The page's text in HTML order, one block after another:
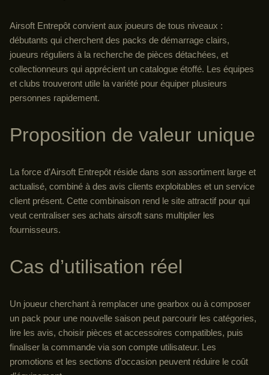
Airsoft Entrepôt convient aux joueurs de tous niveaux :
débutants qui cherchent des packs de démarrage clairs,
joueurs réguliers à la recherche de pièces détachées, et
collectionneurs qui apprécient un catalogue étoffé. Les équipes
et clubs trouveront utile la variété pour équiper plusieurs
personnes rapidement.
Proposition de valeur unique
La force d’Airsoft Entrepôt réside dans son assortiment large et
actualisé, combiné à des avis clients exploitables et un service
client présent. Cette combinaison rend le site attractif pour qui
veut centraliser ses achats airsoft sans multiplier les
fournisseurs.
Cas d’utilisation réel
Un joueur cherchant à remplacer une gearbox ou à composer
un pack pour une nouvelle saison peut parcourir les catégories,
lire les avis, choisir pièces et accessoires compatibles, puis
finaliser la commande via son compte utilisateur. Les
promotions et les sections d’occasion peuvent réduire le coût